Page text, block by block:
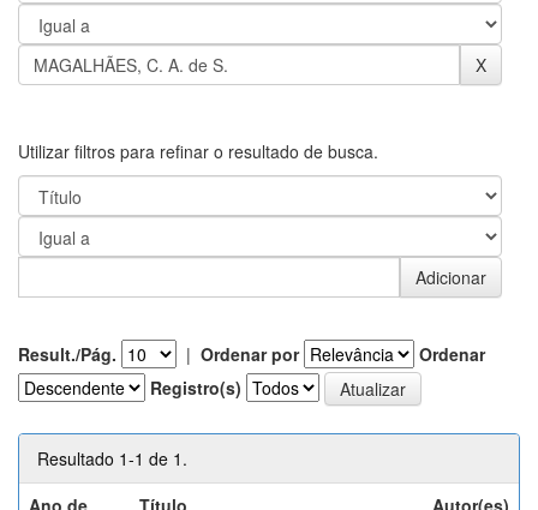
Utilizar filtros para refinar o resultado de busca.
Result./Pág. | Ordenar por
Ordenar
Registro(s)
Resultado 1-1 de 1.
Ano de
Título Autor(es)